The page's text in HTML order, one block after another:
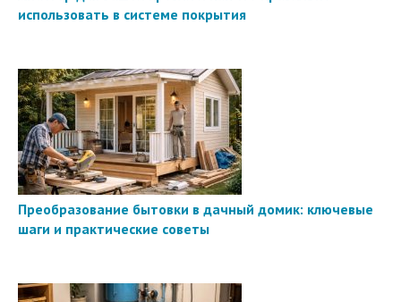
использовать в системе покрытия
Преобразование бытовки в дачный домик: ключевые
шаги и практические советы